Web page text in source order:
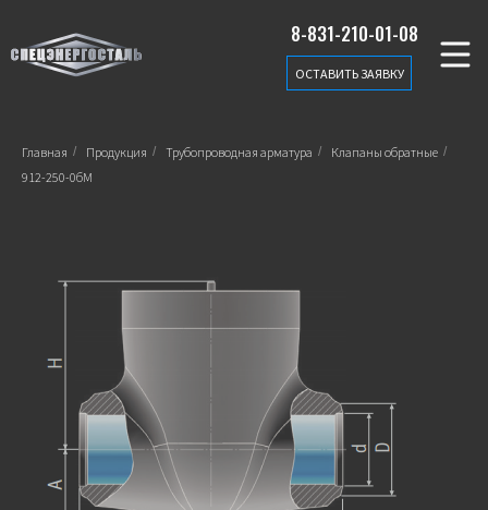
8-831-210-01-08
ОСТАВИТЬ ЗАЯВКУ
Главная / Продукция / Трубопроводная арматура / Клапаны обратные /
912-250-0бМ